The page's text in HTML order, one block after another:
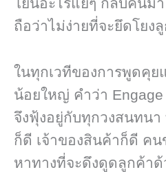
โยนอะไรแย่ๆ กลับคืนม
ถือว่าไม่ง่ายที่จะยึดโยงลู
ในทุกเวทีของการพูดคุย
น้อยใหญ่ คำว่า
จึงฟุ้งอยู่กับทุกวงสนทนา
ก็ดี เจ้าของสินค้าก็ดี ค
หาทางที่จะดึงดูดลูกค้าด้